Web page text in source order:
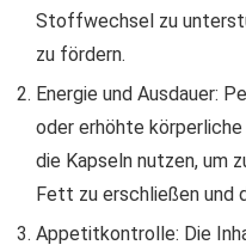
Stoffwechsel zu
zu fördern.
Energie und Ausdauer:
oder erhöhte
die Kapseln nutzen, um
Fett zu erschließen und
Appetitkontrolle: Die